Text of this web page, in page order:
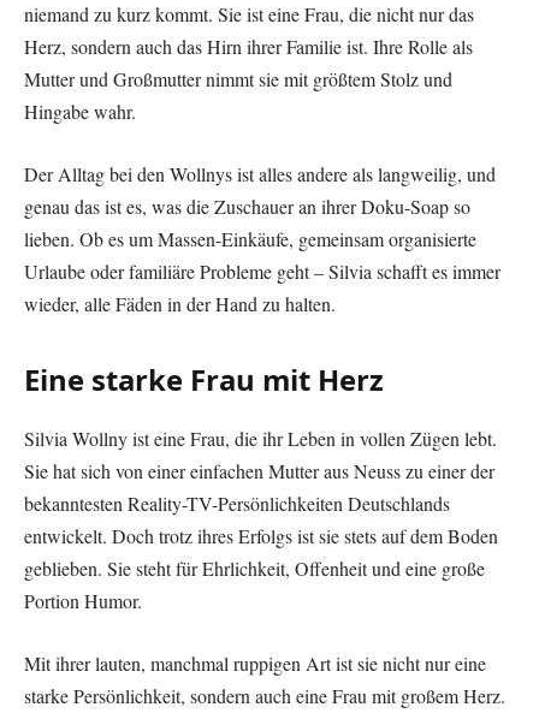
niemand zu kurz kommt. Sie ist eine Frau, die nicht nur das
Herz, sondern auch das Hirn ihrer Familie ist. Ihre Rolle als
Mutter und Großmutter nimmt sie mit größtem Stolz und
Hingabe wahr.
Der Alltag bei den Wollnys ist alles andere als langweilig, und
genau das ist es, was die Zuschauer an ihrer Doku-Soap so
lieben. Ob es um Massen-Einkäufe, gemeinsam organisierte
Urlaube oder familiäre Probleme geht – Silvia schafft es immer
wieder, alle Fäden in der Hand zu halten.
Eine starke Frau mit Herz
Silvia Wollny ist eine Frau, die ihr Leben in vollen Zügen lebt.
Sie hat sich von einer einfachen Mutter aus Neuss zu einer der
bekanntesten Reality-TV-Persönlichkeiten Deutschlands
entwickelt. Doch trotz ihres Erfolgs ist sie stets auf dem Boden
geblieben. Sie steht für Ehrlichkeit, Offenheit und eine große
Portion Humor.
Mit ihrer lauten, manchmal ruppigen Art ist sie nicht nur eine
starke Persönlichkeit, sondern auch eine Frau mit großem Herz.